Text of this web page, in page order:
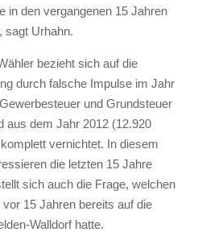
in den vergangenen 15 Jahren
sagt Urhahn.
bezieht sich auf die
durch falsche Impulse im Jahr
und Grundsteuer
aus dem Jahr 2012 (12.920
vernichtet. In diesem
die letzten 15 Jahre
sich auch die Frage, welchen
15 Jahren bereits auf die
Walldorf hatte.